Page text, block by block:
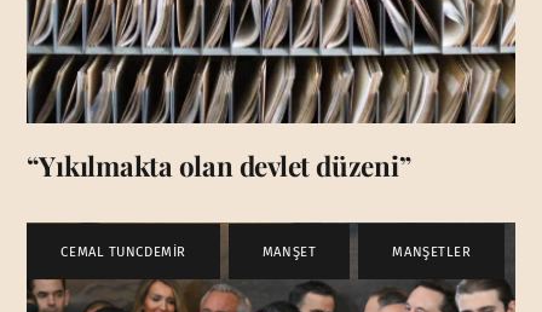
“Yıkılmakta olan devlet düzeni”
CEMAL TUNCDEMİR MANŞET MANŞETLER